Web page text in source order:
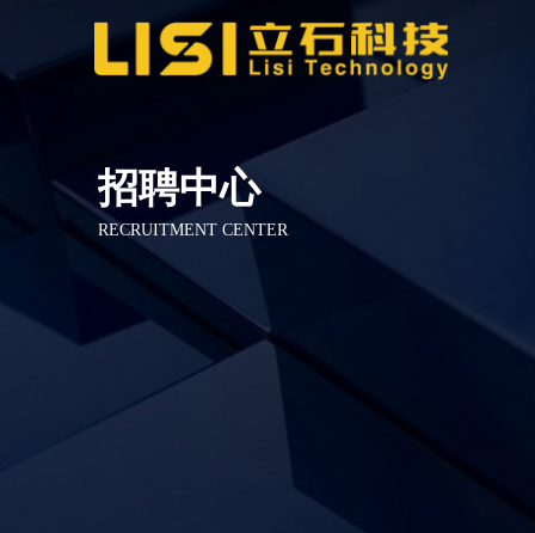
RECRUITMENT CENTER
招聘中心